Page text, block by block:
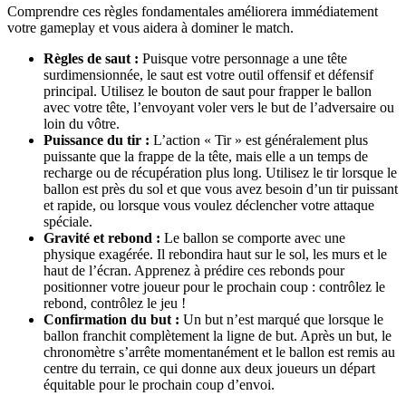
Comprendre ces règles fondamentales améliorera immédiatement
votre gameplay et vous aidera à dominer le match.
Règles de saut : Puisque votre personnage a une tête
surdimensionnée, le saut est votre outil offensif et défensif
principal. Utilisez le bouton de saut pour frapper le ballon
avec votre tête, l’envoyant voler vers le but de l’adversaire ou
loin du vôtre.
Puissance du tir : L’action « Tir » est généralement plus
puissante que la frappe de la tête, mais elle a un temps de
recharge ou de récupération plus long. Utilisez le tir lorsque le
ballon est près du sol et que vous avez besoin d’un tir puissant
et rapide, ou lorsque vous voulez déclencher votre attaque
spéciale.
Gravité et rebond : Le ballon se comporte avec une
physique exagérée. Il rebondira haut sur le sol, les murs et le
haut de l’écran. Apprenez à prédire ces rebonds pour
positionner votre joueur pour le prochain coup : contrôlez le
rebond, contrôlez le jeu !
Confirmation du but : Un but n’est marqué que lorsque le
ballon franchit complètement la ligne de but. Après un but, le
chronomètre s’arrête momentanément et le ballon est remis au
centre du terrain, ce qui donne aux deux joueurs un départ
équitable pour le prochain coup d’envoi.